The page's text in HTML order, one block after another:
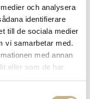
och analysera
identifierare
till de sociala medier
vi samarbetar med.
med annan
eller som de har